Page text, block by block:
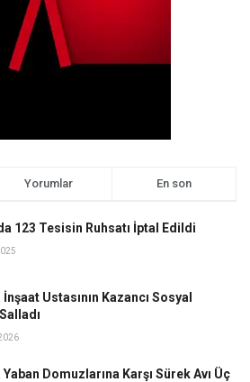
Yorumlar En son
123 Tesisin Ruhsatı İptal Edildi
İnşaat Ustasının Kazancı Sosyal
Yaban Domuzlarına Karşı Sürek Avı Üç